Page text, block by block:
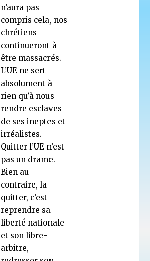
n’aura pas
compris cela, nos
chrétiens
continueront à
être massacrés.
L’UE ne sert
absolument à
rien qu’à nous
rendre esclaves
de ses ineptes et
irréalistes.
Quitter l’UE n’est
pas un drame.
Bien au
contraire, la
quitter, c’est
reprendre sa
liberté nationale
et son libre-
arbitre,